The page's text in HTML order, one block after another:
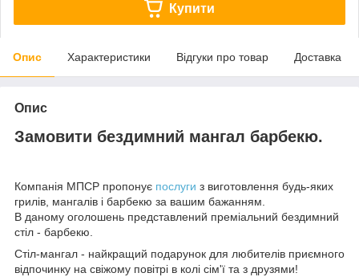
Купити
Опис Характеристики Відгуки про товар Доставка
Опис
Замовити бездимний мангал барбекю.
Компанія МПСР пропонує послуги з виготовлення будь-яких
грилів, мангалів і барбекю за вашим бажанням.
В даному оголошень представлений преміальний бездимний
стіл - барбекю.
Стіл-мангал - найкращий подарунок для любителів приємного
відпочинку на свіжому повітрі в колі сім'ї та з друзями!